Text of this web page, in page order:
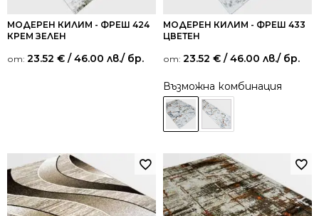
МОДЕРЕН КИЛИМ - ФРЕШ 424
КРЕМ ЗЕЛЕН
от: 23.52 € / 46.00 лв./ бр.
МОДЕРЕН КИЛИМ - ФРЕШ 433
ЦВЕТЕН
от: 23.52 € / 46.00 лв./ бр.
Възможна комбинация